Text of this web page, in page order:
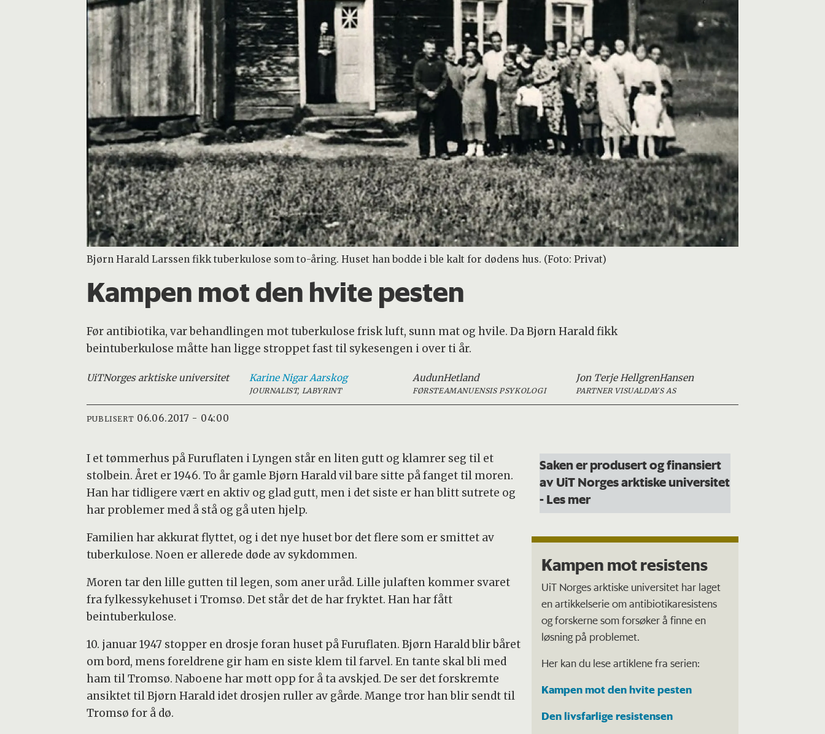
Bjørn Harald Larssen fikk tuberkulose som to-åring. Huset han bodde i ble kalt for dødens hus. (Foto: Privat)
Kampen mot den hvite pesten
Før antibiotika, var behandlingen mot tuberkulose frisk luft, sunn mat og hvile. Da Bjørn Harald fikk
beintuberkulose måtte han ligge stroppet fast til sykesengen i over ti år.
UiTNorges arktiske universitet Karine Nigar Aarskog
JOURNALIST, LABYRINT
AudunHetland
FØRSTEAMANUENSIS PSYKOLOGI
Jon Terje HellgrenHansen
PARTNER VISUALDAYS AS
PUBLISERT 06.06.2017 - 04:00
Saken er produsert og finansiert
av UiT Norges arktiske universitet
- Les mer
Kampen mot resistens
UiT Norges arktiske universitet har laget
en artikkelserie om antibiotikaresistens
og forskerne som forsøker å finne en
løsning på problemet.
Her kan du lese artiklene fra serien:
Kampen mot den hvite pesten
Den livsfarlige resistensen
I et tømmerhus på Furuflaten i Lyngen står en liten gutt og klamrer seg til et
stolbein. Året er 1946. To år gamle Bjørn Harald vil bare sitte på fanget til moren.
Han har tidligere vært en aktiv og glad gutt, men i det siste er han blitt sutrete og
har problemer med å stå og gå uten hjelp.
Familien har akkurat flyttet, og i det nye huset bor det flere som er smittet av
tuberkulose. Noen er allerede døde av sykdommen.
Moren tar den lille gutten til legen, som aner uråd. Lille julaften kommer svaret
fra fylkessykehuset i Tromsø. Det står det de har fryktet. Han har fått
beintuberkulose.
10. januar 1947 stopper en drosje foran huset på Furuflaten. Bjørn Harald blir båret
om bord, mens foreldrene gir ham en siste klem til farvel. En tante skal bli med
ham til Tromsø. Naboene har møtt opp for å ta avskjed. De ser det forskremte
ansiktet til Bjørn Harald idet drosjen ruller av gårde. Mange tror han blir sendt til
Tromsø for å dø.